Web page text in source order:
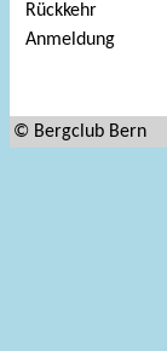
Rückkehr
Anmeldung
© Bergclub Bern